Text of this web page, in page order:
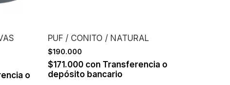
o
PUF / CONITO / NATURAL
$190.000
$171.000 con Transferencia o
depósito bancario